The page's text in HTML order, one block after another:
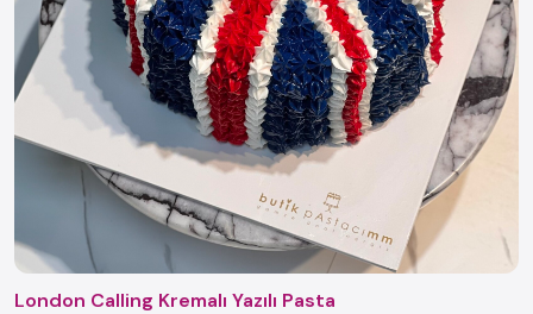
London Calling Kremalı Yazılı Pasta